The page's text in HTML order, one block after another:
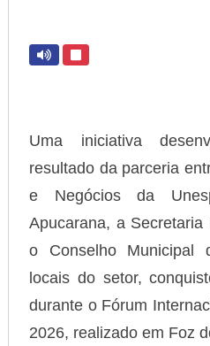
Uma iniciativa
resultado da parceria
e Negócios da
Apucarana, a Secretaria
o Conselho Municipal
locais do setor,
durante o Fórum
2026, realizado em Foz